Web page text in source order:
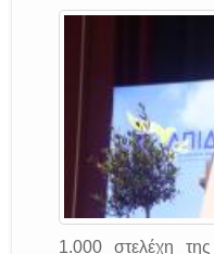
1.000 στελέχη